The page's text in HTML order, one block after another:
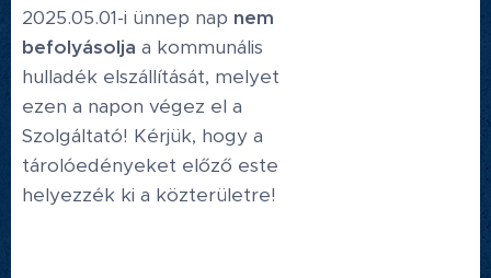
2025.05.01-i ünnep nap nem
befolyásolja a kommunális
hulladék elszállítását, melyet
ezen a napon végez el a
Szolgáltató! Kérjük, hogy a
tárolóedényeket előző este
helyezzék ki a közterületre!